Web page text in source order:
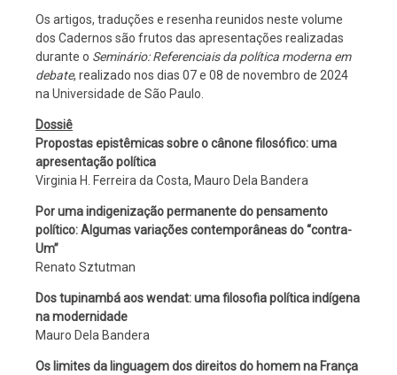
Os artigos, traduções e resenha reunidos neste volume
dos Cadernos são frutos das apresentações realizadas
durante o Seminário: Referenciais da política moderna em
debate, realizado nos dias 07 e 08 de novembro de 2024
na Universidade de São Paulo.
Dossiê
Propostas epistêmicas sobre o cânone filosófico: uma
apresentação política
Virginia H. Ferreira da Costa, Mauro Dela Bandera
Por uma indigenização permanente do pensamento
político: Algumas variações contemporâneas do “contra-
Um”
Renato Sztutman
Dos tupinambá aos wendat: uma filosofia política indígena
na modernidade
Mauro Dela Bandera
Os limites da linguagem dos direitos do homem na França